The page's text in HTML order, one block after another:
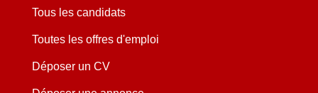
Tous les candidats
Toutes les offres d'emploi
Déposer un CV